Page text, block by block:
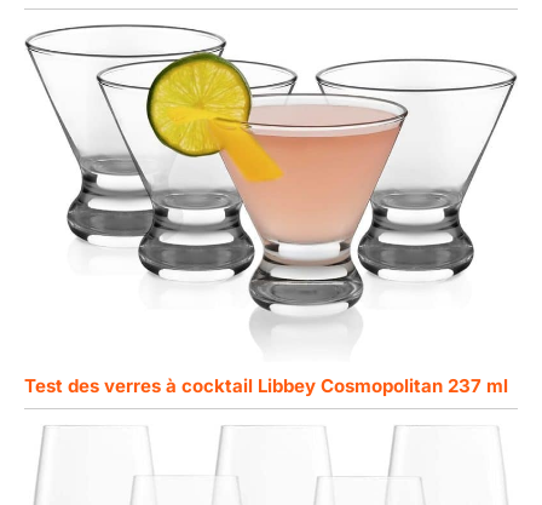
Test des verres à cocktail Libbey Cosmopolitan 237 ml